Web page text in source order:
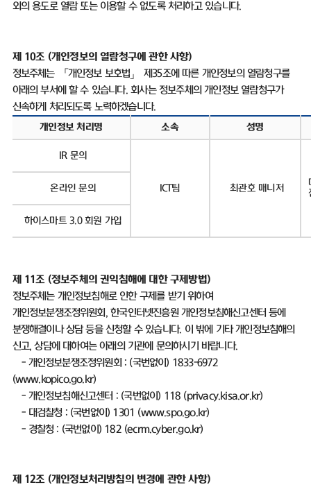
외의 용도로 열람 또는 이용할 수 없도록 처리하고 있습니다.
제 10조 (개인정보의 열람청구에 관한 사항)
정보주체는 「개인정보 보호법」 제 35조에 따른 개인정보의 열람청구를
아래의 부서에 할 수 있습니다.회사는 정보주체의 개인정보 열람청구가
신속하게 처리되도록 노력하겠습니다.
개인정보 처리명 소속 성명
IR 문의
ICT팀 최관호 매니저
온라인 문의
하이스마트3.0회원 가입
제 11 조 (정보주체의 권익침해에 대한 구제방법)
정보주체는 개인정보침해로 인한 구제를 받기 위하여
개인정보분쟁조정위원회 ,한국인터넷진흥원 개인정보침해신고센터 등에
분쟁해결이나 상담 등을 신청할 수 있습니다. 이 밖에 기타 개인정보침해의
신고,상담에 대하여는 아래의 기관에 문의하시기 바랍니다.
- 개인정보분쟁조정위원회 : (국번없이 ) 1833-6972
(www.kopico.go.kr)
- 개인정보침해신고센터 : (국번없이 ) 118 (privacy.kisa.or.kr)
- 대검찰청: (국번없이 ) 1301 (www.spo.go.kr)
- 경찰청: (국번없이 ) 182 (ecrm.cyber.go.kr)
제 12조 (개인정보처리방침의 변경에 관한 사항)